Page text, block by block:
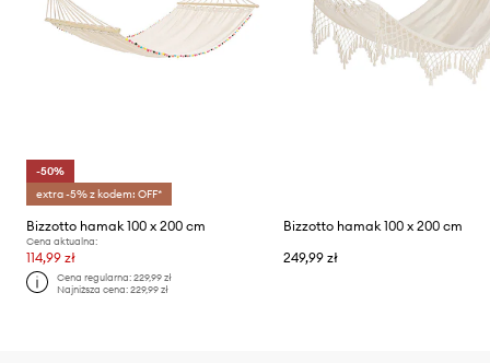
-50%
extra -5% z kodem: OFF*
Bizzotto hamak 100 x 200 cm
Cena aktualna:
114,99 zł
Cena regularna:229,99 zł
Najniższa cena:229,99 zł
Bizzotto hamak 100 x 200 cm
249,99 zł